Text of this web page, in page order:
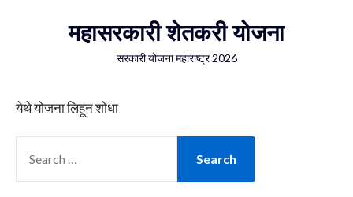
महासरकारी शेतकरी योजना
सरकारी योजना महाराष्ट्र 2026
येथे योजना लिहून शोधा
FOR: